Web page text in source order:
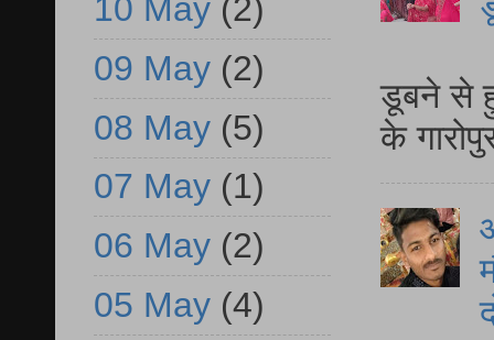
डूबने से
के
10 May (2)
09 May (2)
08 May (5)
07 May (1)
06 May (2)
05 May (4)